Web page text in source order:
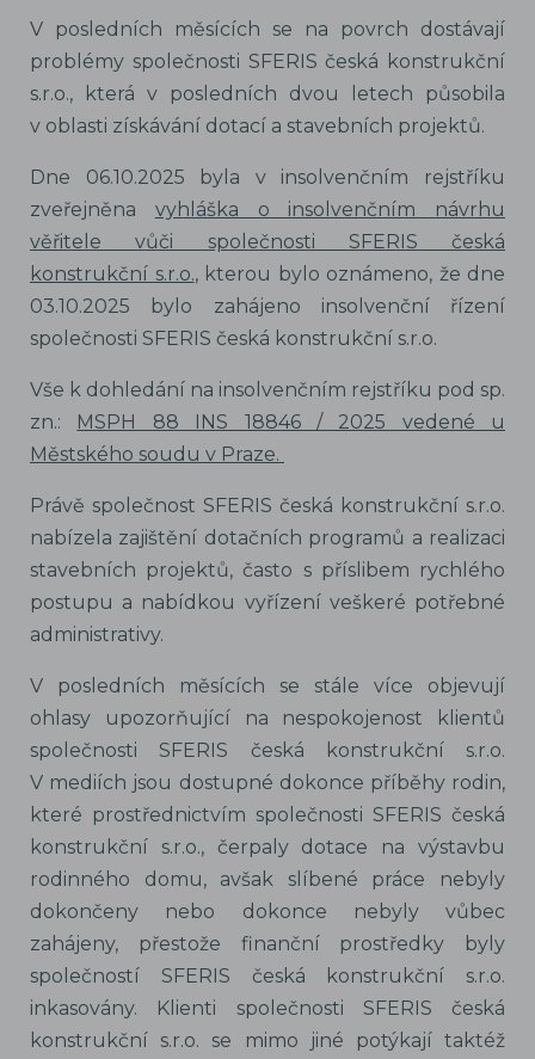
V posledních měsících se na povrch dostávají
problémy společnosti SFERIS česká konstrukční
s.r.o., která v posledních dvou letech působila
v oblasti získávání dotací a stavebních projektů.
Dne 06.10.2025 byla v insolvenčním rejstříku
zveřejněna vyhláška o insolvenčním návrhu
věřitele vůči společnosti SFERIS česká
konstrukční s.r.o., kterou bylo oznámeno, že dne
03.10.2025 bylo zahájeno insolvenční řízení
společnosti SFERIS česká konstrukční s.r.o.
Vše k dohledání na insolvenčním rejstříku pod sp.
zn.: MSPH 88 INS 18846 / 2025 vedené u
Městského soudu v Praze.
Právě společnost SFERIS česká konstrukční s.r.o.
nabízela zajištění dotačních programů a realizaci
stavebních projektů, často s příslibem rychlého
postupu a nabídkou vyřízení veškeré potřebné
administrativy.
V posledních měsících se stále více objevují
ohlasy upozorňující na nespokojenost klientů
společnosti SFERIS česká konstrukční s.r.o.
V mediích jsou dostupné dokonce příběhy rodin,
které prostřednictvím společnosti SFERIS česká
konstrukční s.r.o., čerpaly dotace na výstavbu
rodinného domu, avšak slíbené práce nebyly
dokončeny nebo dokonce nebyly vůbec
zahájeny, přestože finanční prostředky byly
společností SFERIS česká konstrukční s.r.o.
inkasovány. Klienti společnosti SFERIS česká
konstrukční s.r.o. se mimo jiné potýkají taktéž